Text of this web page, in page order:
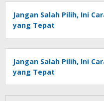
Jangan Salah Pilih, Ini
yang Tepat
Jangan Salah Pilih, Ini
yang Tepat